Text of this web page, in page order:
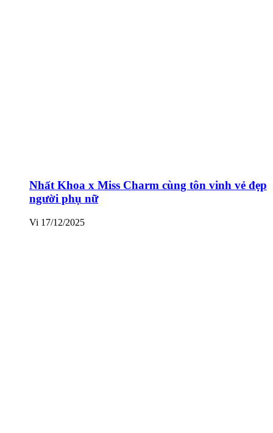
Nhất Khoa x Miss Charm cùng tôn vinh vẻ đẹp
người phụ nữ
Vi 17/12/2025